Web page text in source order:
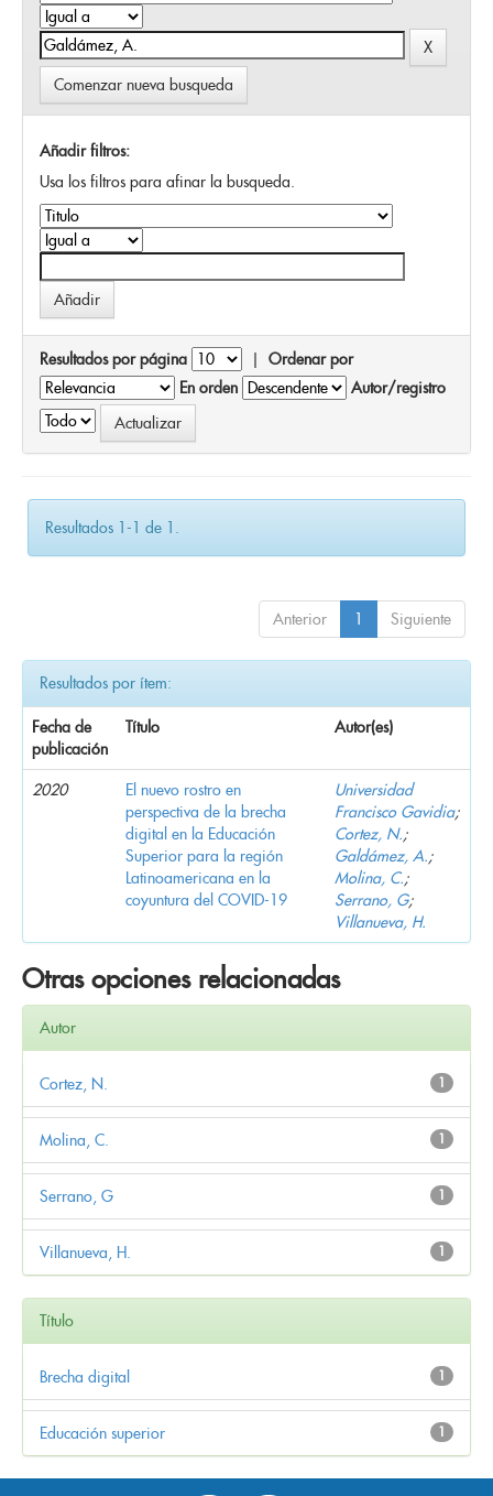
Comenzar nueva busqueda
Añadir filtros:
Usa los filtros para afinar la busqueda.
Resultados por página | Ordenar por
En orden
Autor/registro
Resultados 1-1 de 1.
Anterior 1 Siguiente
Resultados por ítem:
Fecha de
publicación
Título Autor(es)
2020
El nuevo rostro en
perspectiva de la brecha
digital en la Educación
Superior para la región
Latinoamericana en la
coyuntura del COVID-19
Universidad
Francisco Gavidia;
Cortez, N.;
Galdámez, A.;
Molina, C.;
Serrano, G;
Villanueva, H.
Otras opciones relacionadas
Autor
1
Cortez, N.
1
Molina, C.
1
Serrano, G
1
Villanueva, H.
Título
1
Brecha digital
1
Educación superior